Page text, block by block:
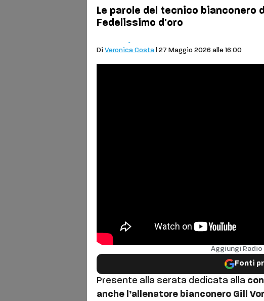
Le parole del tecnico bianconero
Fedelissimo d'oro
DiVeronica Costa | 27 Maggio 2026 alle 16:00
Aggiungi Radio
Fonti
Presente alla serata dedicata alla
anche l’allenatore bianconero Gill